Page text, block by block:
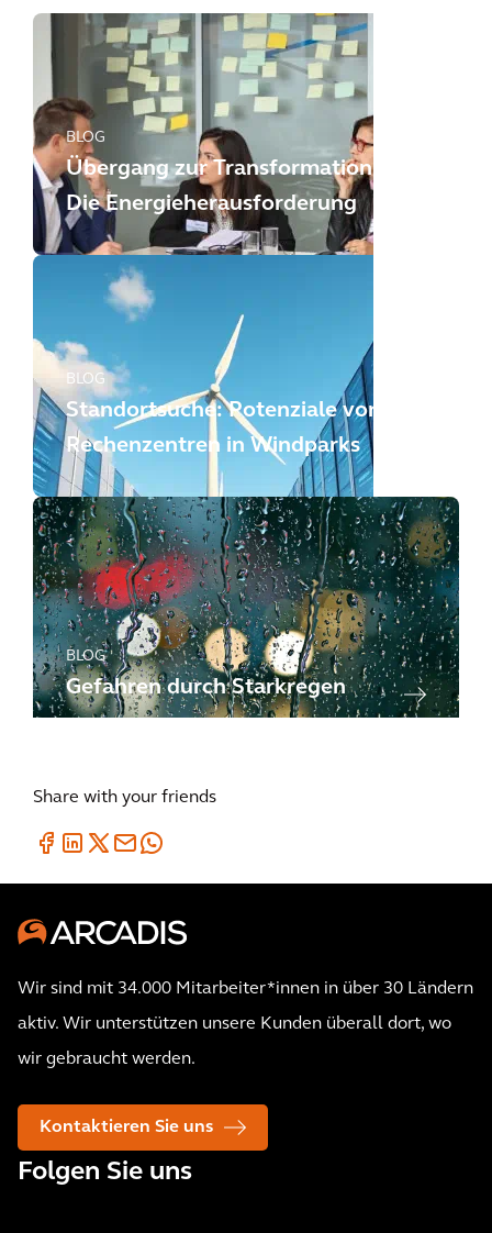
BLOG
Übergang zur Transformation:
Die Energieherausforderung
BLOG
Standortsuche: Potenziale von
Rechenzentren in Windparks
BLOG
Gefahren durch Starkregen
Share with your friends
Wir sind mit 34.000 Mitarbeiter*innen in über 30 Ländern
aktiv. Wir unterstützen unsere Kunden überall dort, wo
wir gebraucht werden.
Kontaktieren Sie uns
Folgen Sie uns